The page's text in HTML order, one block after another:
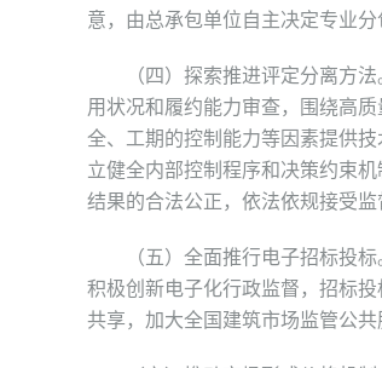
意，由总承包单位自主决定专业
（四）探索推进评定分离方法
用状况和履约能力审查，围绕高
全、工期的控制能力等因素提供
立健全内部控制程序和决策约束
结果的合法公正，依法依规接受监
（五）全面推行电子招标投标
积极创新电子化行政监督，招标
共享，加大全国建筑市场监管公